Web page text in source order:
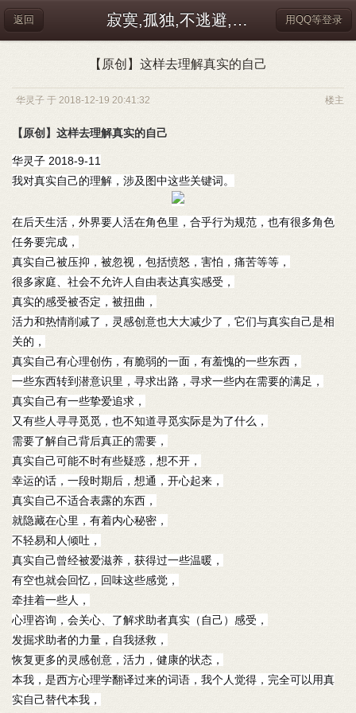
寂寞,孤独,不逃避,会独处
返回 用QQ等登录
【原创】这样去理解真实的自己
楼主
华灵子 于 2018-12-19 20:41:32
【原创】这样去理解真实的自己
华灵子 2018-9-11
我对真实自己的理解，涉及图中这些关键词。
在后天生活，外界要人活在角色里，合乎行为规范，也有很多角色
任务要完成，
真实自己被压抑，被忽视，包括愤怒，害怕，痛苦等等，
很多家庭、社会不允许人自由表达真实感受，
真实的感受被否定，被扭曲，
活力和热情削减了，灵感创意也大大减少了，它们与真实自己是相
关的，
真实自己有心理创伤，有脆弱的一面，有羞愧的一些东西，
一些东西转到潜意识里，寻求出路，寻求一些内在需要的满足，
真实自己有一些挚爱追求，
又有些人寻寻觅觅，也不知道寻觅实际是为了什么，
需要了解自己背后真正的需要，
真实自己可能不时有些疑惑，想不开，
幸运的话，一段时期后，想通，开心起来，
真实自己不适合表露的东西，
就隐藏在心里，有着内心秘密，
不轻易和人倾吐，
真实自己曾经被爱滋养，获得过一些温暖，
有空也就会回忆，回味这些感觉，
牵挂着一些人，
心理咨询，会关心、了解求助者真实（自己）感受，
发掘求助者的力量，自我拯救，
恢复更多的灵感创意，活力，健康的状态，
本我，是西方心理学翻译过来的词语，我个人觉得，完全可以用真
实自己替代本我，